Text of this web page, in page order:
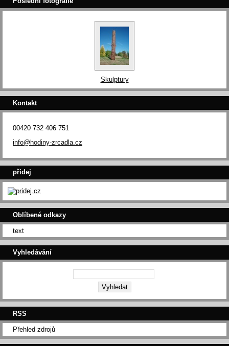
Skulptury
Kontakt
00420 732 406 751
info@hodiny-zrcadla.cz
přidej
Oblíbené odkazy
text
Vyhledávání
RSS
Přehled zdrojů